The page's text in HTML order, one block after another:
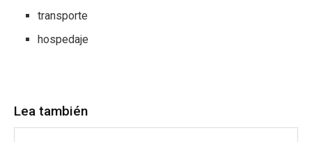
transporte
hospedaje
Lea también